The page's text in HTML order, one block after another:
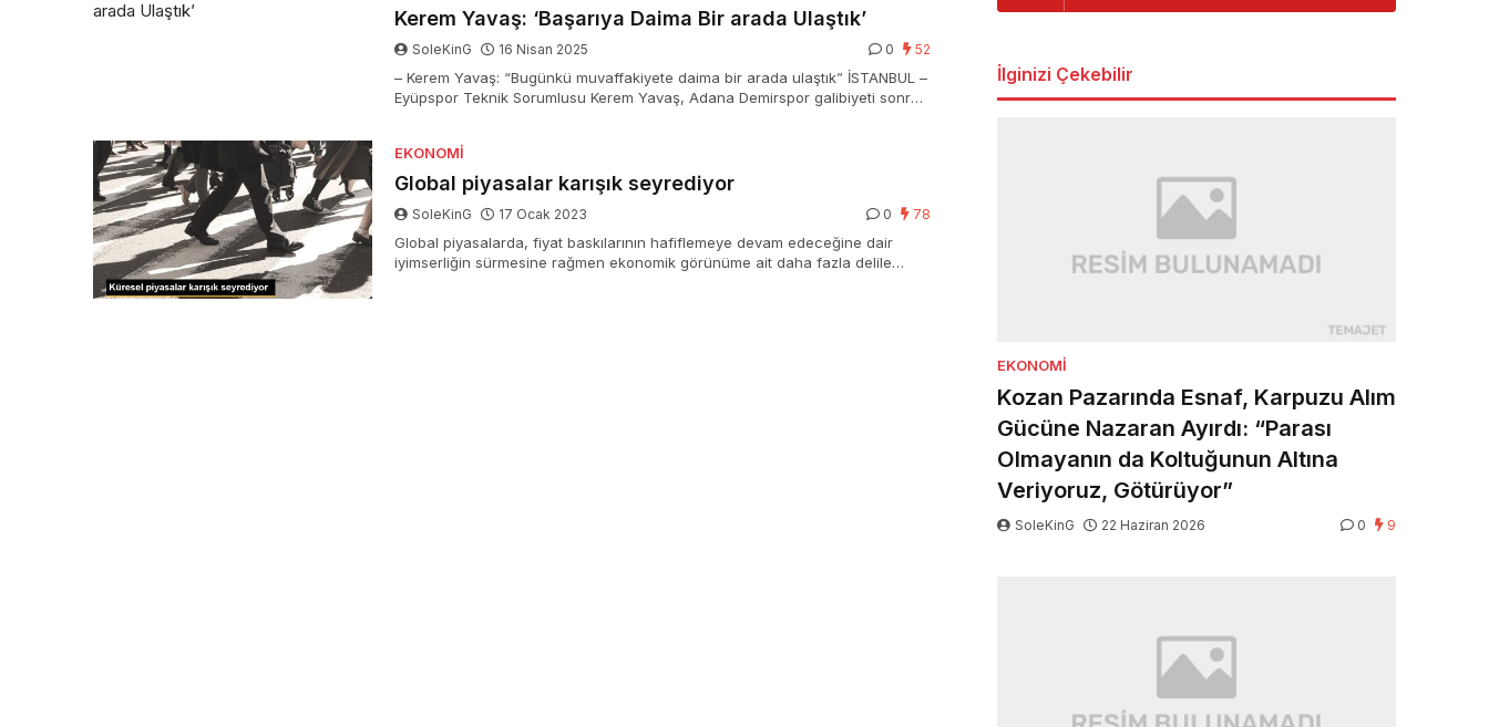
Kerem Yavaş: ‘Başarıya Daima Bir arada Ulaştık’
SoleKinG 16 Nisan 2025 0 52
– Kerem Yavaş: “Bugünkü muvaffakiyete daima bir arada ulaştık” İSTANBUL –
Eyüpspor Teknik Sorumlusu Kerem Yavaş, Adana Demirspor galibiyeti sonrası
EKONOMI
Global piyasalar karışık seyrediyor
SoleKinG 17 Ocak 2023 0 78
Global piyasalarda, fiyat baskılarının hafiflemeye devam edeceğine dair
iyimserliğin sürmesine rağmen ekonomik görünüme ait daha fazla delile
İlginizi Çekebilir
EKONOMI
Kozan Pazarında Esnaf, Karpuzu Alım
Gücüne Nazaran Ayırdı: “Parası
Olmayanın da Koltuğunun Altına
Veriyoruz, Götürüyor”
SoleKinG 22 Haziran 2026 0 9